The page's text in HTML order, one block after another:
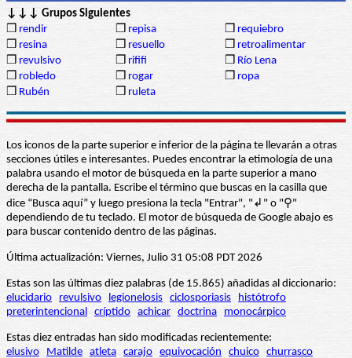
↓↓↓ Grupos Siguientes
❒ rendir ❒ repisa ❒ requiebro
❒ resina ❒ resuello ❒ retroalimentar
❒ revulsivo ❒ rififi ❒ Río Lena
❒ robledo ❒ rogar ❒ ropa
❒ Rubén ❒ ruleta
Los iconos de la parte superior e inferior de la página te llevarán a otras
secciones útiles e interesantes. Puedes encontrar la etimología de una
palabra usando el motor de búsqueda en la parte superior a mano
derecha de la pantalla. Escribe el término que buscas en la casilla que
dice “Busca aquí” y luego presiona la tecla "Entrar", "↲" o "⚲"
dependiendo de tu teclado. El motor de búsqueda de Google abajo es
para buscar contenido dentro de las páginas.
Última actualización: Viernes, Julio 31 05:08 PDT 2026
Estas son las últimas diez palabras (de 15.865) añadidas al diccionario:
elucidario
revulsivo legionelosis ciclosporiasis
histótrofo
preterintencional críptido achicar doctrina monocárpico
Estas diez entradas han sido modificadas recientemente:
elusivo
Matilde atleta carajo equivocación chuico churrasco